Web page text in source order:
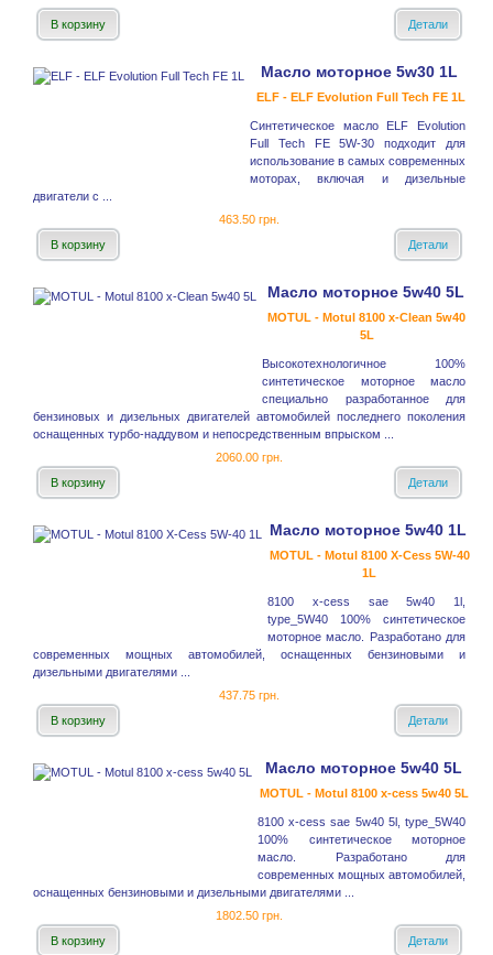
В корзину Детали
Масло моторное 5w30 1L
ELF - ELF Evolution Full Tech FE 1L
Синтетическое масло ELF Evolution
Full Tech FE 5W-30 подходит для
использование в самых современных
моторах, включая и дизельные
двигатели с ...
463.50 грн.
В корзину
Детали
Масло моторное 5w40 5L
MOTUL - Motul 8100 x-Clean 5w40
5L
Высокотехнологичное 100%
синтетическое моторное масло
специально разработанное для
бензиновых и дизельных двигателей автомобилей последнего поколения
оснащенных турбо-наддувом и непосредственным впрыском ...
2060.00 грн.
В корзину
Детали
Масло моторное 5w40 1L
MOTUL - Motul 8100 X-Cess 5W-40
1L
8100 x-cess sae 5w40 1l,
type_5W40 100% синтетическое
моторное масло. Разработано для
современных мощных автомобилей, оснащенных бензиновыми и
дизельными двигателями ...
437.75 грн.
В корзину
Детали
Масло моторное 5w40 5L
MOTUL - Motul 8100 x-cess 5w40 5L
8100 x-cess sae 5w40 5l, type_5W40
100% синтетическое моторное
масло. Разработано для
современных мощных автомобилей,
оснащенных бензиновыми и дизельными двигателями ...
1802.50 грн.
В корзину
Детали